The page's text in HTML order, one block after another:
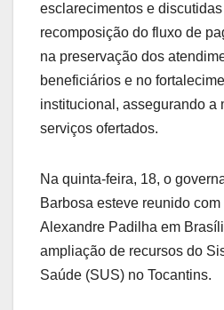
esclarecimentos e
recomposição do fluxo de
na preservação dos
beneficiários e no
institucional, assegurando a
serviços ofertados.
Na quinta-feira, 18, o
Barbosa esteve reunido
Alexandre Padilha em
ampliação de recursos do
Saúde (SUS) no Tocantins.